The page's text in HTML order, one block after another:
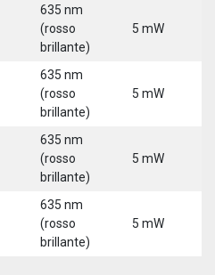
635 nm
(rosso
brillante)
5 mW
635 nm
(rosso
brillante)
5 mW
635 nm
(rosso
brillante)
5 mW
635 nm
(rosso
brillante)
5 mW